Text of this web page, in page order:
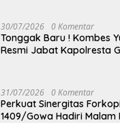
30/07/2026 0 Komentar
Tonggak Baru ! Kombes
Resmi Jabat Kapolresta
31/07/2026 0 Komentar
Perkuat Sinergitas
1409/Gowa Hadiri Malam